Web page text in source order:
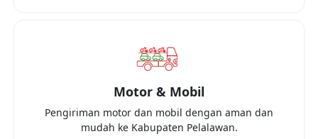
Motor & Mobil
Pengiriman motor dan mobil dengan aman dan
mudah ke Kabupaten Pelalawan.